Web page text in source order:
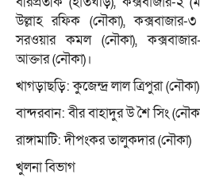
উল্লাহ রফিক (নৌকা),
সরওয়ার কমল (নৌকা),
আক্তার (নৌকা)।
খাগড়াছড়ি: কুজেন্দ্র লাল ত্রিপুরা (নৌকা)
বান্দরবান: বীর বাহাদুর উ শৈ সিং
রাঙ্গামাটি: দীপংকর তালুকদার (নৌকা)
খুলনা বিভাগ